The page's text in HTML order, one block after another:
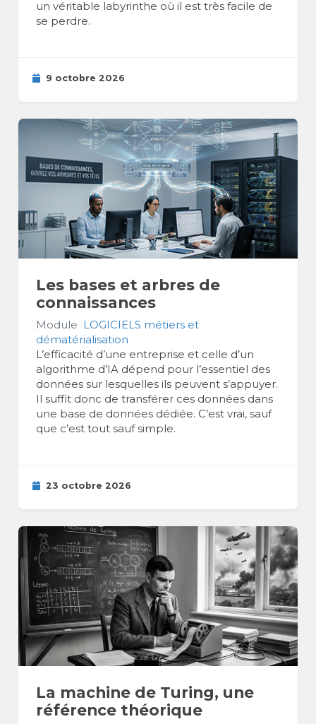
un véritable labyrinthe où il est très facile de
se perdre.
9 octobre 2026
Les bases et arbres de
connaissances
Module LOGICIELS métiers et
dématérialisation
L’efficacité d’une entreprise et celle d’un
algorithme d’IA dépend pour l’essentiel des
données sur lesquelles ils peuvent s’appuyer.
Il suffit donc de transférer ces données dans
une base de données dédiée. C’est vrai, sauf
que c’est tout sauf simple.
23 octobre 2026
La machine de Turing, une
référence théorique